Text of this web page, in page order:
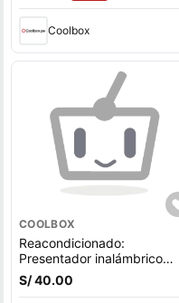
Coolbox
COOLBOX
Reacondicionado:
Presentador inalámbrico
Coolbox, láser rojo, 2.4GHz,
usa pilas, negro
S/ 40.00